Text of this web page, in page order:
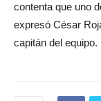
contenta que uno
expresó César
capitán del equipo.